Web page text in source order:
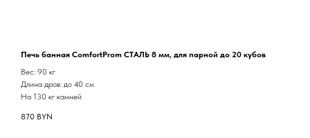
Печь банная ComfortProm СТАЛЬ 8 мм, для парной до 20 кубов
Вес: 90 кг
Длина дров: до 40 см
На 130 кг камней
870 BYN